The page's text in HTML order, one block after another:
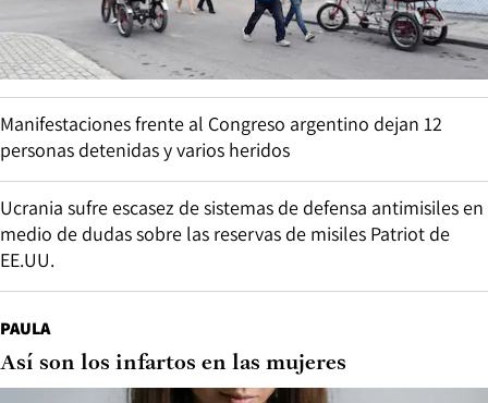
Manifestaciones frente al Congreso argentino dejan 12
personas detenidas y varios heridos
Ucrania sufre escasez de sistemas de defensa antimisiles en
medio de dudas sobre las reservas de misiles Patriot de
EE.UU.
PAULA
Así son los infartos en las mujeres